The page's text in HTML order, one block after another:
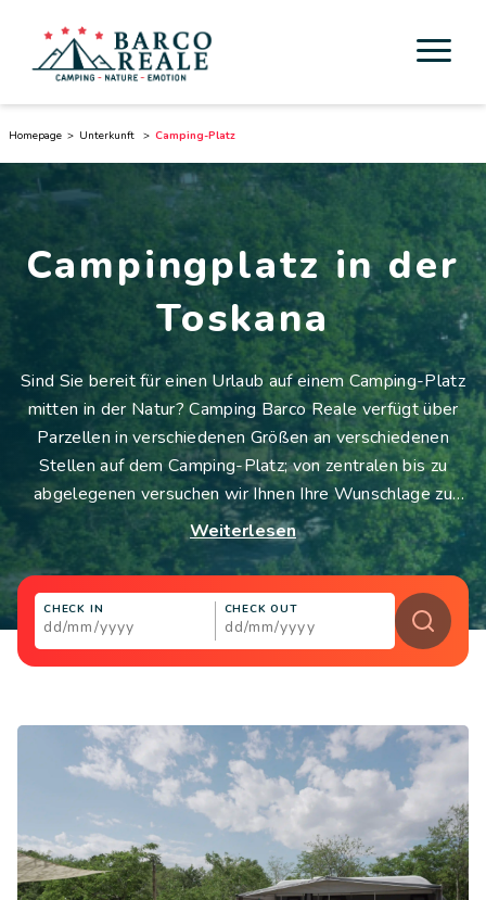
Dienstleistungen
Aktivität
Esperienze
Cicloturismo
Umgebung
Toskana entdecken
Kontakte
Arbeite mit uns
LINGUE
NL
Homepage Unterkunft Camping-Platz
Campingplatz in der
Toskana
Sind Sie bereit für einen Urlaub auf einem Camping-Platz
mitten in der Natur? Camping Barco Reale verfügt über
Parzellen in verschiedenen Größen an verschiedenen
Stellen auf dem Camping-Platz; von zentralen bis zu
abgelegenen versuchen wir Ihnen Ihre Wunschlage zu
erfüllen.
Weiterlesen
CHECK IN CHECK OUT